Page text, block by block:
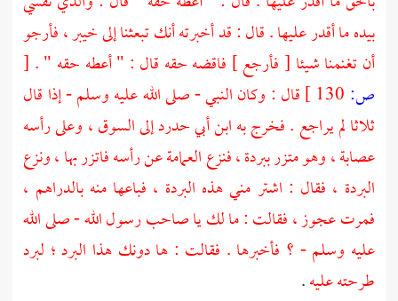
بيده ما أقدر عليها . قال : قد أخبرته أنك تبعثنا إلىخيبر، فأرجو
أن تغنمنا شيئا [ فأرجع ] فاقضه حقه قال : " أعطه حقه " . [
ص:
قال : وكان النبي - صلى الله عليه وسلم - إذا قال
ثلاثا لم يراجع . فخرج بهابن أبي حدردإلى السوق ، وعلى رأسه
عصابة ، وهو متزر ببردة ، فنزع العمامة عن رأسه فاتزر بها ، ونزع
البردة ، فقال : اشتر مني هذه البردة ، فباعها منه بالدراهم ،
فمرت عجوز ، فقالت : ما لك يا صاحب رسول الله - صلى الله
عليه وسلم - ؟ فأخبرها . فقالت : ها دونك هذا البرد ؛ لبرد
طرحته عليه.